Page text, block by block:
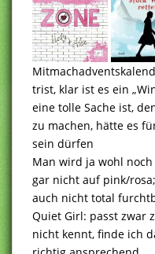
trist, klar ist es ein
eine tolle Sache ist,
zu machen, hätte es
sein dürfen
Man wird ja wohl
gar nicht auf pink/
auch nicht total
Quiet Girl: passt zwar
nicht kennt, finde ich